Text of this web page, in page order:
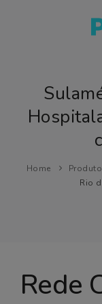
PLANOS DE
LABORATÓRIOS
MAIS…
Home
Rio
Rede